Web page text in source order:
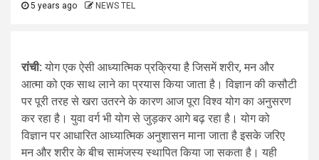
5 years ago NEWS TEL
रांची: योग एक ऐसी आध्यात्मिक प्रक्रिया है जिसमें शरीर, मन और
आत्मा को एक साथ लाने का प्रयास किया जाता है। विज्ञान की कसौटी
पर पूरी तरह से खरा उतरने के कारण आज पूरा विश्व योग का अनुसरण
कर रहा है। युवा वर्ग भी योग से जुड़कर आगे बढ़ रहा है। योग को
विज्ञान पर आधारित आध्यात्मिक अनुशासन माना जाता है इसके जरिए
मन और शरीर के बीच सामंजस्य स्थापित किया जा सकता है। यही